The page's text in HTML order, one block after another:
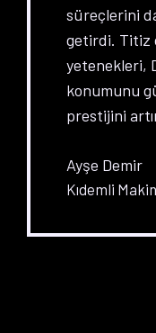
süreçlerini
getirdi. Titiz
yetenekleri,
konumunu
prestijini
Ayşe Demir
Kıdemli